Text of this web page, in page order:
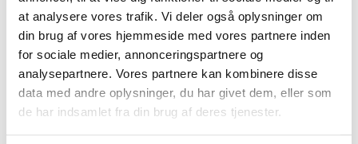
at analysere vores trafik. Vi deler også oplysninger om
din brug af vores hjemmeside med vores partnere inden
for sociale medier, annonceringspartnere og
analysepartnere. Vores partnere kan kombinere disse
data med andre oplysninger, du har givet dem, eller som
de har indsamlet fra din brug af deres tjenester.
VIS PRODUKT